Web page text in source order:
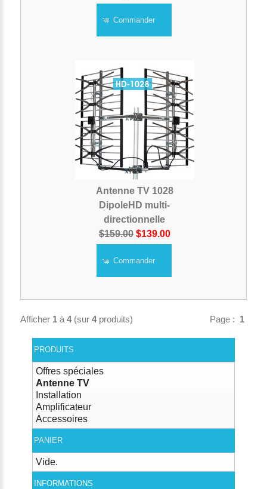
Commander
Antenne TV 1028
DipoleHD multi-
directionnelle
$159.00 $139.00
Commander
Page : 1
Afficher 1à 4(sur 4produits)
PRODUITS
Offres spéciales
Antenne TV
Installation
Amplificateur
Accessoires
PANIER
Vide.
INFORMATIONS